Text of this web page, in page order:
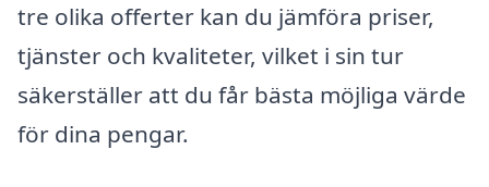
tre olika offerter kan du jämföra priser,
tjänster och kvaliteter, vilket i sin tur
säkerställer att du får bästa möjliga värde
för dina pengar.